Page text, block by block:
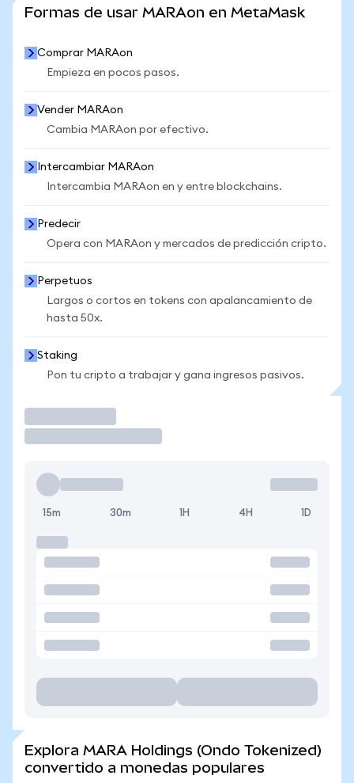
Formas de usar MARAon en MetaMask
Comprar MARAon
Empieza en pocos pasos.
Vender MARAon
Cambia MARAon por efectivo.
Intercambiar MARAon
Intercambia MARAon en y entre blockchains.
Predecir
Opera con MARAon y mercados de predicción cripto.
Perpetuos
Largos o cortos en tokens con apalancamiento de
hasta 50x.
Staking
Pon tu cripto a trabajar y gana ingresos pasivos.
15m 30m 1H 4H 1D
Explora MARA Holdings (Ondo Tokenized)
convertido a monedas populares